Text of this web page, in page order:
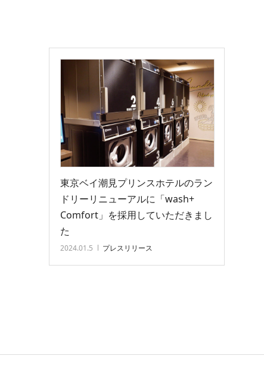
東京ベイ潮見プリンスホテルのラン
ドリーリニューアルに「wash+
Comfort」を採用していただきまし
た
2024.01.5 プレスリリース